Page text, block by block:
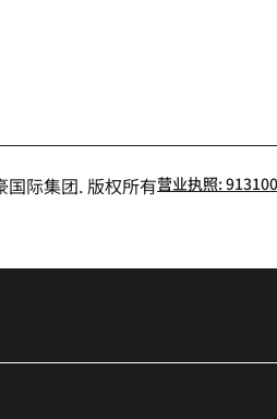
红书
际集团. 版权所有营业执照: